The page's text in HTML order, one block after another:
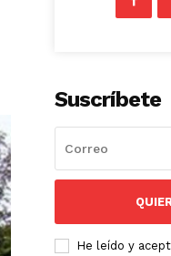
Suscríbete
He leído y